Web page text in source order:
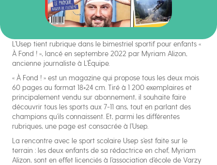
L’Usep tient rubrique dans le bimestriel sportif pour enfants «
À Fond ! », lancé en septembre 2022 par Myriam Alizon,
ancienne journaliste à L’Équipe.
« À Fond ! » est un magazine qui propose tous les deux mois
60 pages au format 18×24 cm. Tiré à 1 200 exemplaires et
principalement vendu sur abonnement, il souhaite faire
découvrir tous les sports aux 7-11 ans, tout en parlant des
champions qu’ils connaissent. Et, parmi les différentes
rubriques, une page est consacrée à l’Usep.
La rencontre avec le sport scolaire Usep s’est faite sur le
terrain : les deux enfants de sa rédactrice en chef, Myriam
Alizon, sont en effet licenciés à l’association d’école de Varzy